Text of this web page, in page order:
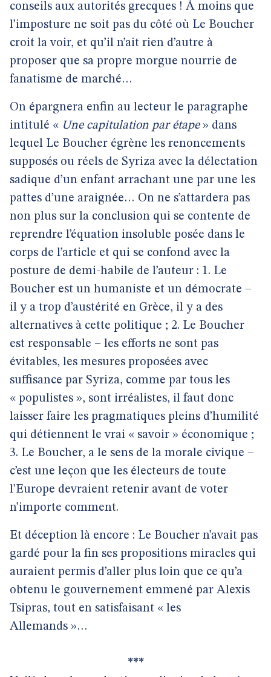
conseils aux autorités grecques ! À moins que
l’imposture ne soit pas du côté où Le Boucher
croit la voir, et qu’il n’ait rien d’autre à
proposer que sa propre morgue nourrie de
fanatisme de marché…
On épargnera enfin au lecteur le paragraphe
intitulé « Une capitulation par étape» dans
lequel Le Boucher égrène les renoncements
supposés ou réels de Syriza avec la délectation
sadique d’un enfant arrachant une par une les
pattes d’une araignée… On ne s’attardera pas
non plus sur la conclusion qui se contente de
reprendre l’équation insoluble posée dans le
corps de l’article et qui se confond avec la
posture de demi-habile de l’auteur : 1. Le
Boucher est un humaniste et un démocrate –
il y a trop d’austérité en Grèce, il y a des
alternatives à cette politique ; 2. Le Boucher
est responsable – les efforts ne sont pas
évitables, les mesures proposées avec
suffisance par Syriza, comme par tous les
« populistes », sont irréalistes, il faut donc
laisser faire les pragmatiques pleins d’humilité
qui détiennent le vrai « savoir » économique ;
3. Le Boucher, a le sens de la morale civique –
c’est une leçon que les électeurs de toute
l’Europe devraient retenir avant de voter
n’importe comment.
Et déception là encore : Le Boucher n’avait pas
gardé pour la fin ses propositions miracles qui
auraient permis d’aller plus loin que ce qu’a
obtenu le gouvernement emmené par Alexis
Tsipras, tout en satisfaisant « les
Allemands »…
***